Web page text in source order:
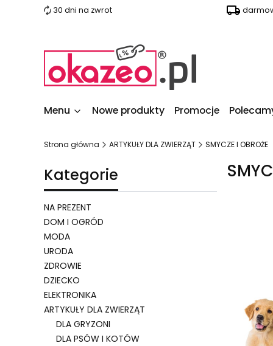
30 dni na zwrot
Menu Nowe produkty Promocje
Strona główna ARTYKUŁY DLA ZWIERZĄT SMYCZE I OBROŻE
Kategorie
NA PREZENT
DOM I OGRÓD
MODA
URODA
ZDROWIE
DZIECKO
ELEKTRONIKA
ARTYKUŁY DLA ZWIERZĄT
DLA GRYZONI
DLA PSÓW I KOTÓW